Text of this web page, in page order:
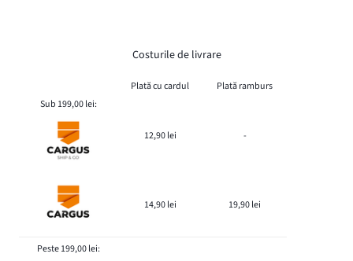
Costurile de livrare
Plată cu cardul
Plată ramburs
Sub 199,00 lei:
12,90 lei -
14,90 lei 19,90 lei
Peste 199,00 lei: